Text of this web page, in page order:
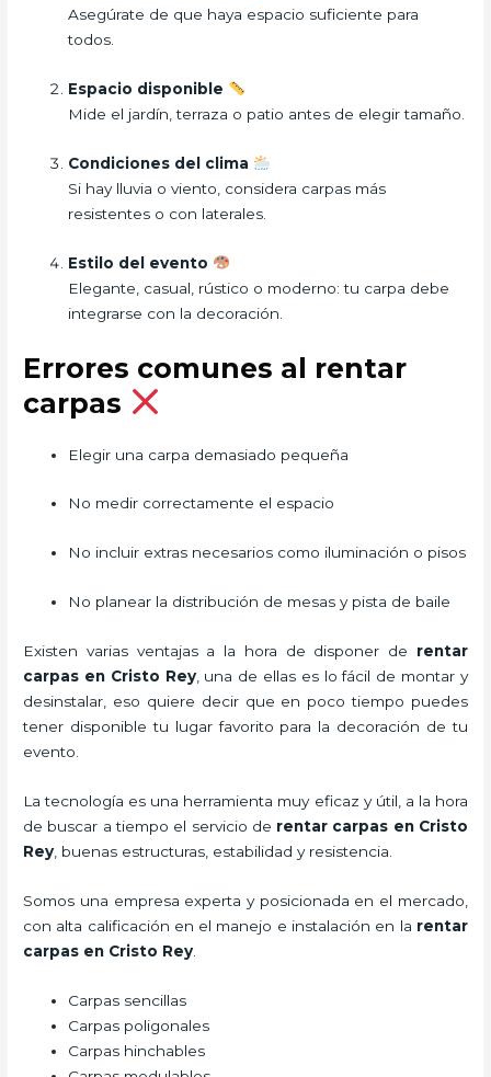
Asegúrate de que haya espacio suficiente para
todos.
Espacio disponible
Mide el jardín, terraza o patio antes de elegir tamaño.
Condiciones del clima
Si hay lluvia o viento, considera carpas más
resistentes o con laterales.
Estilo del evento
Elegante, casual, rústico o moderno: tu carpa debe
integrarse con la decoración.
Errores comunes al rentar
carpas
Elegir una carpa demasiado pequeña
No medir correctamente el espacio
No incluir extras necesarios como iluminación o pisos
No planear la distribución de mesas y pista de baile
Existen varias ventajas a la hora de disponer de rentar
carpas en Cristo Rey, una de ellas es lo fácil de montar y
desinstalar, eso quiere decir que en poco tiempo puedes
tener disponible tu lugar favorito para la decoración de tu
evento.
La tecnología es una herramienta muy eficaz y útil, a la hora
de buscar a tiempo el servicio de rentar carpas en Cristo
Rey , buenas estructuras, estabilidad y resistencia.
Somos una empresa experta y posicionada en el mercado,
con alta calificación en el manejo e instalación en la rentar
carpas en Cristo Rey
Carpas sencillas
Carpas poligonales
Carpas hinchables